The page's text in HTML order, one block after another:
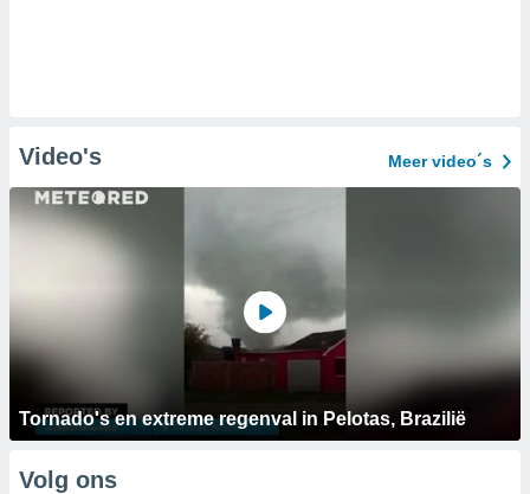
Video's Meer video´s
Tornado's en extreme regenval in Pelotas, Brazilië
Volg ons